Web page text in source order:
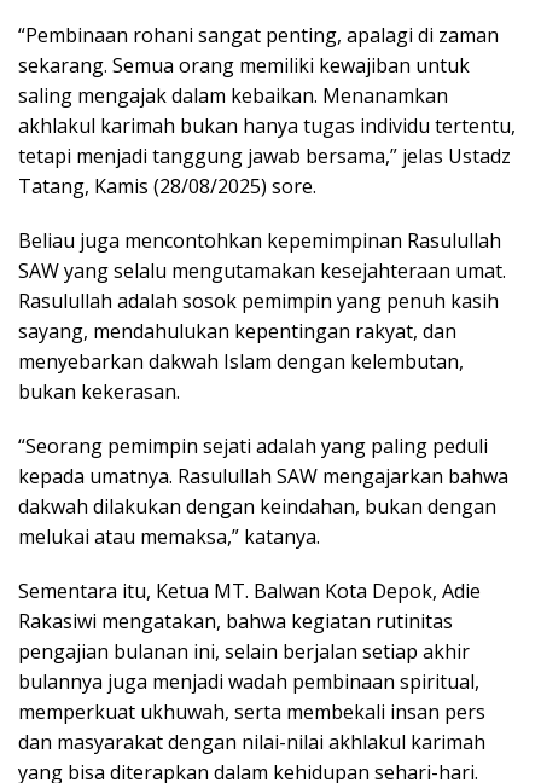
“Pembinaan rohani sangat penting, apalagi di zaman
sekarang. Semua orang memiliki kewajiban untuk
saling mengajak dalam kebaikan. Menanamkan
akhlakul karimah bukan hanya tugas individu tertentu,
tetapi menjadi tanggung jawab bersama,” jelas Ustadz
Tatang, Kamis (28/08/2025) sore.
Beliau juga mencontohkan kepemimpinan Rasulullah
SAW yang selalu mengutamakan kesejahteraan umat.
Rasulullah adalah sosok pemimpin yang penuh kasih
sayang, mendahulukan kepentingan rakyat, dan
menyebarkan dakwah Islam dengan kelembutan,
bukan kekerasan.
“Seorang pemimpin sejati adalah yang paling peduli
kepada umatnya. Rasulullah SAW mengajarkan bahwa
dakwah dilakukan dengan keindahan, bukan dengan
melukai atau memaksa,” katanya.
Sementara itu, Ketua MT. Balwan Kota Depok, Adie
Rakasiwi mengatakan, bahwa kegiatan rutinitas
pengajian bulanan ini, selain berjalan setiap akhir
bulannya juga menjadi wadah pembinaan spiritual,
memperkuat ukhuwah, serta membekali insan pers
dan masyarakat dengan nilai-nilai akhlakul karimah
yang bisa diterapkan dalam kehidupan sehari-hari.